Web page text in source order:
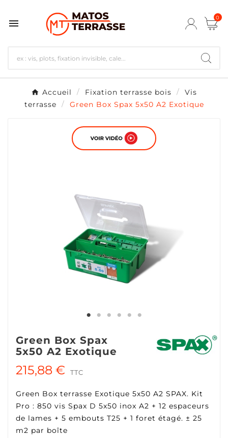
 0
Accueil Fixation terrasse bois
Vis
terrasse
Green Box Spax 5x50 A2 Exotique
Green Box Spax
5x50 A2 Exotique
215,88 € TTC
Green Box terrasse Exotique 5x50 A2 SPAX. Kit
Pro : 850 vis Spax D 5x50 inox A2 + 12 espaceurs
de lames + 5 embouts T25 + 1 foret étagé. ± 25
m2 par boîte